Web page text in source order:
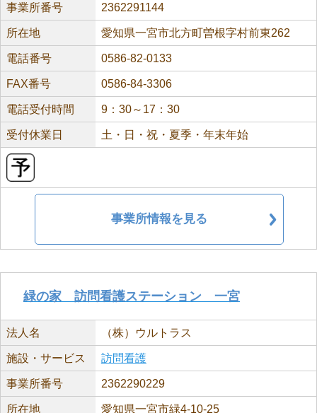
事業所番号 2362291144
所在地 愛知県一宮市北方町曽根字村前東262
電話番号 0586-82-0133
FAX番号 0586-84-3306
電話受付時間 9：30～17：30
受付休業日 土・日・祝・夏季・年末年始
事業所情報を見る
緑の家 訪問看護ステーション 一宮
法人名 （株）ウルトラス
施設・サービス 訪問看護
事業所番号 2362290229
所在地 愛知県一宮市緑4-10-25